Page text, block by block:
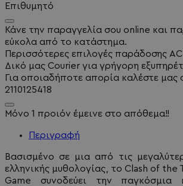
Επιθυμητό
Κάνε την παραγγελία σου online και
εύκολα από το κατάστημα.
Περισσότερες επιλογές παράδοσης
Δικό μας Courier για γρήγορη
Για οποιαδήποτε απορία καλέστε μας
2110125418
Μόνο 1 προιόν έμεινε στο απόθεμα!!
Περιγραφή
Βασισμένο σε μια από τις
ελληνικής μυθολογίας, το Clash of
Game συνοδεύει την παγκόσμια